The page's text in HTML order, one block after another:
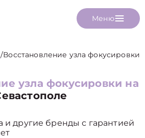
Меню
/Восстановление узла фокусировки
узла фокусировки на
и другие бренды с гарантией